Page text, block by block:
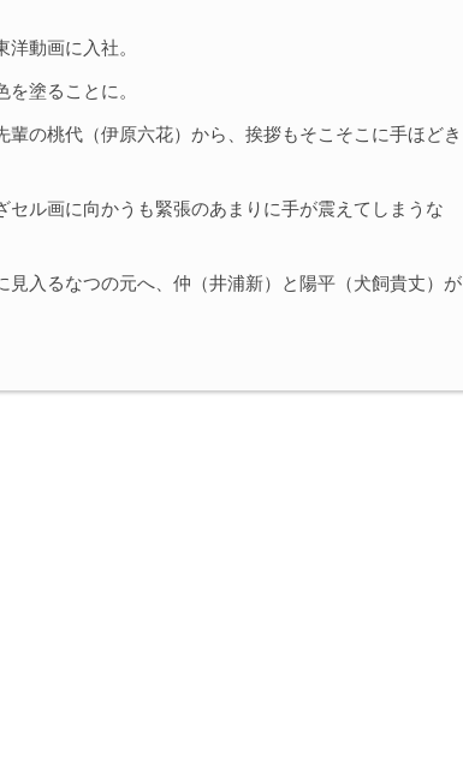
動画に入社。
塗ることに。
の桃代（伊原六花）から、挨拶もそこそこに手ほどき
ル画に向かうも緊張のあまりに手が震えてしまうな
見入るなつの元へ、仲（井浦新）と陽平（犬飼貴丈）が